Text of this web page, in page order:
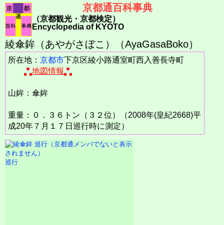
京都通百科事典
（京都観光・京都検定）
Encyclopedia of KYOTO
綾傘鉾（あやがさぼこ）（AyaGasaBoko）
所在地： 京都市下京区綾小路通室町西入善長寺町
地図情報
山鉾：傘鉾
重量：０．３６トン（３２位）（2008年(皇紀2668)平
成20年７月１７日巡行時に測定）
巡行